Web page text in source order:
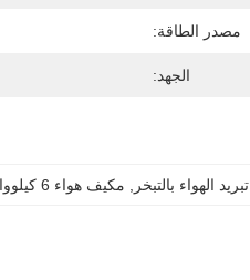
مصدر الطاقة:
الجهد:
مكيف هواء 6 كيلوواط صديقة للبيئة